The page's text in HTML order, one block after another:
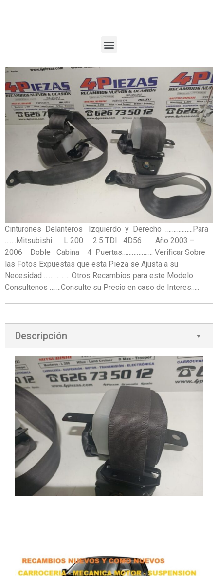
Cinturones Delanteros Izquierdo y Derecho ……………..Para
…….Mitsubishi L 200 2.5 TDI 4D56 Año 2003 –
2006 Doble Cabina 4 Puertas………………. Verificar Sobre
las Fotos Expuestas que esta Pieza se Ajusta a su
Necesidad ……………. Otros Recambios para este Modelo
Consultenos …….Consulte su Precio en caso de Interes…..
Descripción